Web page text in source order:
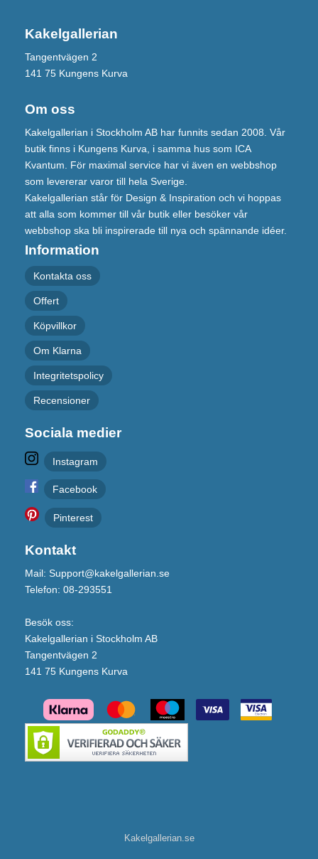
Kakelgallerian
Tangentvägen 2
141 75 Kungens Kurva
Om oss
Kakelgallerian i Stockholm AB har funnits sedan 2008. Vår
butik finns i Kungens Kurva, i samma hus som ICA
Kvantum. För maximal service har vi även en webbshop
som levererar varor till hela Sverige.
Kakelgallerian står för Design & Inspiration och vi hoppas
att alla som kommer till vår butik eller besöker vår
webbshop ska bli inspirerade till nya och spännande idéer.
Information
Kontakta oss
Offert
Köpvillkor
Om Klarna
Integritetspolicy
Recensioner
Sociala medier
Instagram
Facebook
Pinterest
Kontakt
Mail: Support@kakelgallerian.se
Telefon: 08-293551
Besök oss:
Kakelgallerian i Stockholm AB
Tangentvägen 2
141 75 Kungens Kurva
Kakelgallerian.se